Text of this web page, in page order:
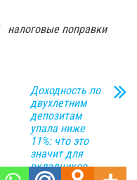
налоговые поправки
Доходность по
двухлетним
депозитам
упала ниже
11%: что это
значит для
вкладчиков